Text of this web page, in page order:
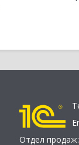
Отдел продаж: